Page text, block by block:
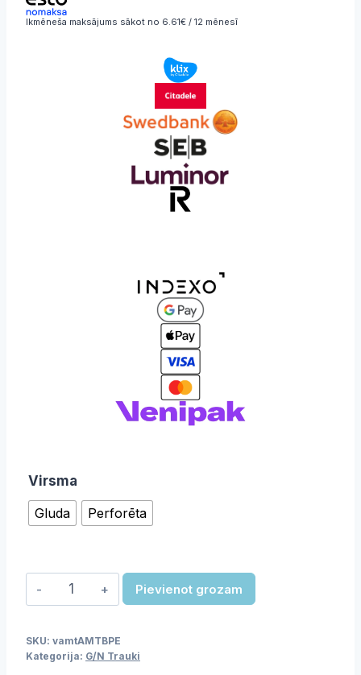
77,82 €
81,46 €
Ikmēneša maksājums sākot no 6.61€ / 12 mēnesī
Virsma
Gluda
Perforēta
GN
Plātne
Pievienot grozam
SKU: vamtAMTBPE
Kategorija: G/N Trauki